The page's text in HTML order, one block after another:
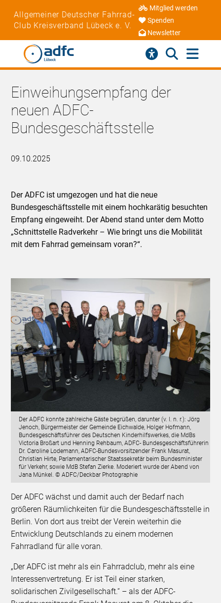
Allgemeiner Deutscher Fahrrad-
Club Kreisverband Lübeck e. V.
Mitglied werden
Spenden
Newsletter
Einweihungsempfang der
neuen ADFC-
Bundesgeschäftsstelle
09.10.2025
Der ADFC ist umgezogen und hat die neue
Bundesgeschäftsstelle mit einem hochkarätig besuchten
Empfang eingeweiht. Der Abend stand unter dem Motto
„Schnittstelle Radverkehr – Wie bringt uns die Mobilität
mit dem Fahrrad gemeinsam voran?“.
Der ADFC konnte zahlreiche Gäste begrüßen, darunter (v. l. n. r.): Jörg
Jenoch, Bürgermeister der Gemeinde Eichwalde, Holger Hofmann,
Bundesgeschäftsführer des Deutschen Kinderhilfswerkes, die MdBs
Victoria Broßart und Henning Rehbaum, ADFC- Bundesgeschäftsführerin
Dr. Caroline Lodemann, ADFC-Bundesvorsitzender Frank Masurat,
Christian Hirte, Parlamentarischer Staatssekretär beim Bundesminister
für Verkehr, sowie MdB Stefan Zierke. Moderiert wurde der Abend von
Jana Münkel. © ADFC/Deckbar Photographie
Der ADFC wächst und damit auch der Bedarf nach
größeren Räumlichkeiten für die Bundesgeschäftsstelle in
Berlin. Von dort aus treibt der Verein weiterhin die
Entwicklung Deutschlands zu einem modernen
Fahrradland für alle voran.
„Der ADFC ist mehr als ein Fahrradclub, mehr als eine
Interessenvertretung. Er ist Teil einer starken,
solidarischen Zivilgesellschaft.“ – als der ADFC-